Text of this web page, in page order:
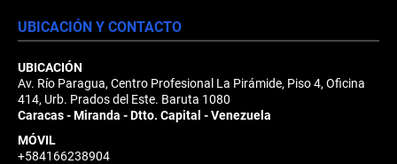
UBICACIÓN Y CONTACTO
UBICACIÓN
Av. Río Paragua, Centro Profesional La Pirámide, Piso 4, Oficina
414, Urb. Prados del Este. Baruta 1080
Caracas - Miranda - Dtto. Capital - Venezuela
MÓVIL
+584166238904